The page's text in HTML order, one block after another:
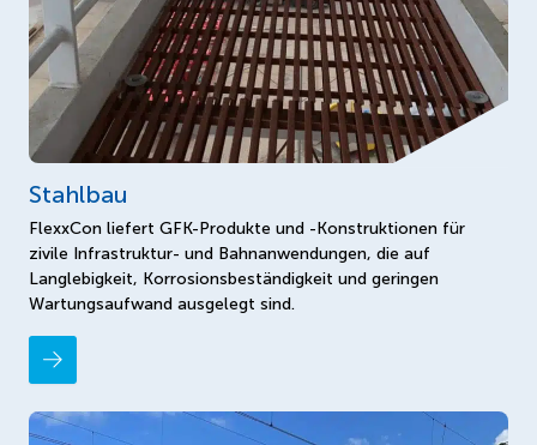
Stahlbau
FlexxCon liefert GFK-Produkte und -Konstruktionen für
zivile Infrastruktur- und Bahnanwendungen, die auf
Langlebigkeit, Korrosionsbeständigkeit und geringen
Wartungsaufwand ausgelegt sind.